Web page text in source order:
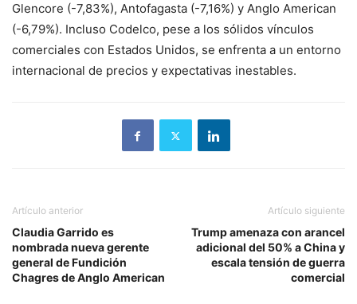
Glencore (-7,83%), Antofagasta (-7,16%) y Anglo American
(-6,79%). Incluso Codelco, pese a los sólidos vínculos
comerciales con Estados Unidos, se enfrenta a un entorno
internacional de precios y expectativas inestables.
Artículo anterior
Claudia Garrido es
nombrada nueva gerente
general de Fundición
Chagres de Anglo American
Artículo siguiente
Trump amenaza con arancel
adicional del 50% a China y
escala tensión de guerra
comercial